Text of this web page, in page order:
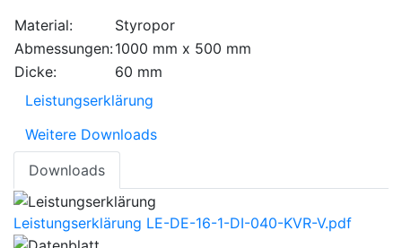
Material:
Styropor
Abmessungen:1000 mm x 500 mm
Dicke:
60 mm
Leistungserklärung
Weitere Downloads
Downloads
Leistungserklärung LE-DE-16-1-DI-040-KVR-V.pdf